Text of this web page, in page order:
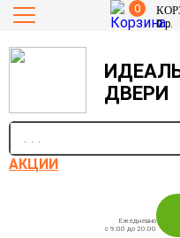
0
0р.
ДВЕРИ
АКЦИИ
Ежедневно
c 9:00 до 20:00